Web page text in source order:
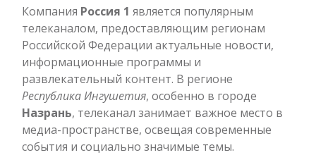
Компания Россия 1 является популярным
телеканалом, предоставляющим регионам
Российской Федерации актуальные новости,
информационные программы и
развлекательный контент. В регионе
Республика Ингушетия, особенно в городе
Назрань, телеканал занимает важное место в
медиа-пространстве, освещая современные
события и социально значимые темы.